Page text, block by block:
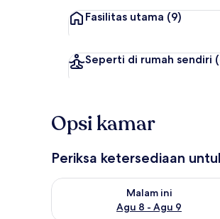
Fasilitas utama (9)
Seperti di rumah sendiri
Opsi kamar
Periksa ketersediaan
Malam ini
Agu 8 - Agu 9
Periksa ketersediaan untuk